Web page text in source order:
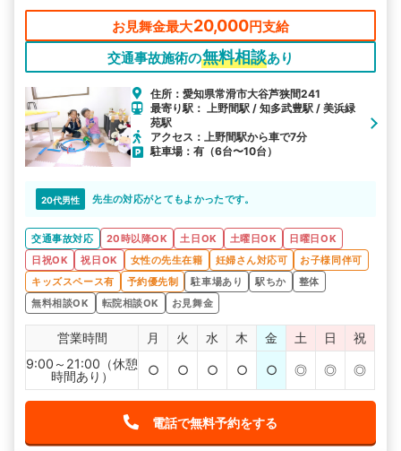
お見舞金最大20,000円支給
交通事故施術の無料相談あり
住所：愛知県常滑市大谷芦狭間241
最寄り駅： 上野間駅 / 知多武豊駅 / 美浜緑
苑駅
アクセス：上野間駅から車で7分
駐車場：有（6台〜10台）
20代男性 先生の対応がとてもよかったです。
交通事故対応 20時以降OK 土日OK 土曜日OK
日曜日OK
日祝OK
祝日OK 女性の先生在籍 妊婦さん対応可
お子様同伴可
キッズスペース有
予約優先制 駐車場あり 駅ちか
整体
無料相談OK
転院相談OK お見舞金
営業時間 月 火 水 木 金 土 日
祝
9:00～21:00（休憩
時間あり）
○ ○ ○ ○ ○ ◎ ◎ ◎
電話で無料予約をする